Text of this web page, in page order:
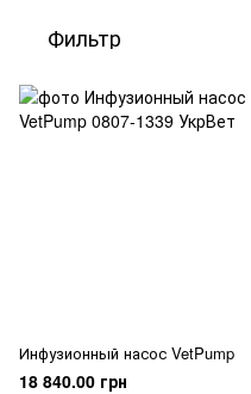
Фильтр
Инфузионный насос VetPump
18 840.00 грн